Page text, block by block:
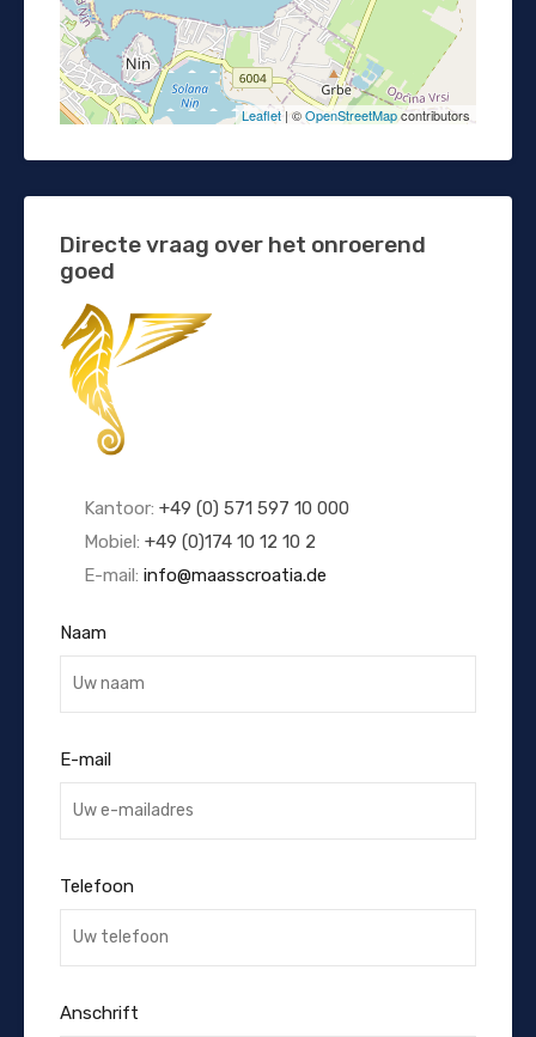
Leaflet| ©OpenStreetMapcontributors
Directe vraag over het onroerend
goed
Kantoor: +49 (0) 571 597 10 000
Mobiel: +49 (0)174 10 12 10 2
E-mail: info@maasscroatia.de
Naam
E-mail
Telefoon
Anschrift